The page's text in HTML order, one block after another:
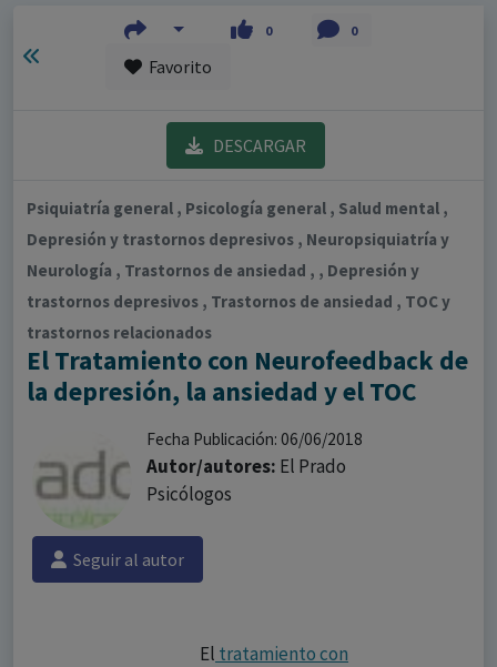
caso concreto, el tratamiento más adecuado a las
necesidades del paciente.
0 0
Favorito
DESCARGAR
Psiquiatría general , Psicología general , Salud mental ,
Depresión y trastornos depresivos , Neuropsiquiatría y
Neurología , Trastornos de ansiedad , , Depresión y
trastornos depresivos , Trastornos de ansiedad , TOC y
trastornos relacionados
El Tratamiento con Neurofeedback de
la depresión, la ansiedad y el TOC
Fecha Publicación: 06/06/2018
Autor/autores: El Prado
Psicólogos
Seguir al autor
El tratamiento con